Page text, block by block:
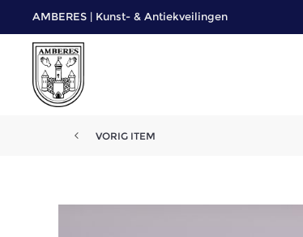
AMBERES | Kunst- & Antiekveilingen
VORIG ITEM